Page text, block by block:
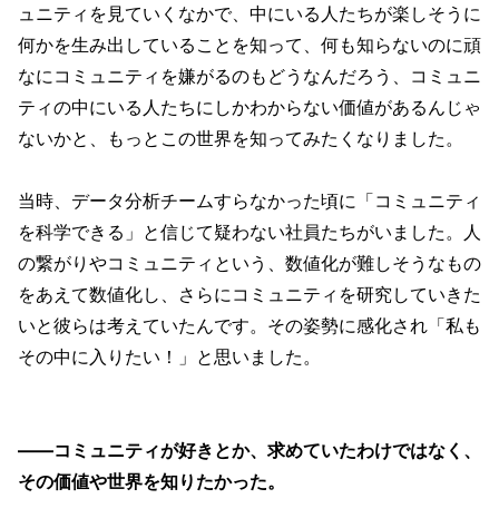
ュニティを見ていくなかで、中にいる人たちが楽しそうに
何かを生み出していることを知って、何も知らないのに頑
なにコミュニティを嫌がるのもどうなんだろう、コミュニ
ティの中にいる人たちにしかわからない価値があるんじゃ
ないかと、もっとこの世界を知ってみたくなりました。
当時、データ分析チームすらなかった頃に「コミュニティ
を科学できる」と信じて疑わない社員たちがいました。人
の繋がりやコミュニティという、数値化が難しそうなもの
をあえて数値化し、さらにコミュニティを研究していきた
いと彼らは考えていたんです。その姿勢に感化され「私も
その中に入りたい！」と思いました。
——コミュニティが好きとか、求めていたわけではなく、
その価値や世界を知りたかった。